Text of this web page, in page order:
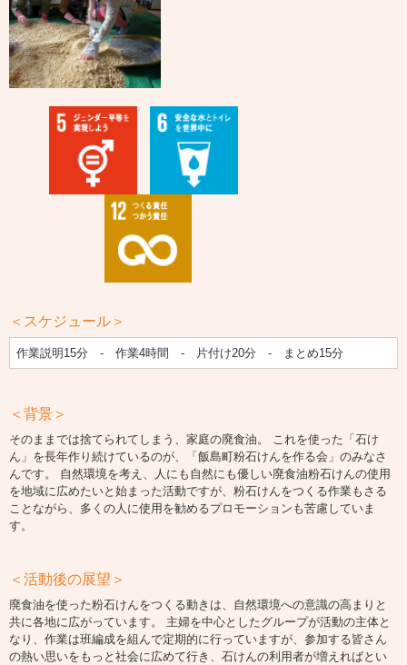
＜スケジュール＞
作業説明15分 - 作業4時間 - 片付け20分 - まとめ15分
＜背景＞
そのままでは捨てられてしまう、家庭の廃食油。 これを使った「石け
ん」を長年作り続けているのが、「飯島町粉石けんを作る会」のみなさ
んです。 自然環境を考え、人にも自然にも優しい廃食油粉石けんの使用
を地域に広めたいと始まった活動ですが、粉石けんをつくる作業もさる
ことながら、多くの人に使用を勧めるプロモーションも苦慮していま
す。
＜活動後の展望＞
廃食油を使った粉石けんをつくる動きは、自然環境への意識の高まりと
共に各地に広がっています。 主婦を中心としたグループが活動の主体と
なり、作業は班編成を組んで定期的に行っていますが、参加する皆さん
の熱い思いをもっと社会に広めて行き、石けんの利用者が増えればとい